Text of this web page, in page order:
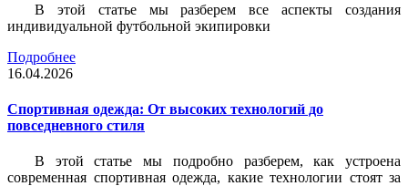
В этой статье мы разберем все аспекты создания
индивидуальной футбольной экипировки
Подробнее
16.04.2026
Спортивная одежда: От высоких технологий до
повседневного стиля
В этой статье мы подробно разберем, как устроена
современная спортивная одежда, какие технологии стоят за